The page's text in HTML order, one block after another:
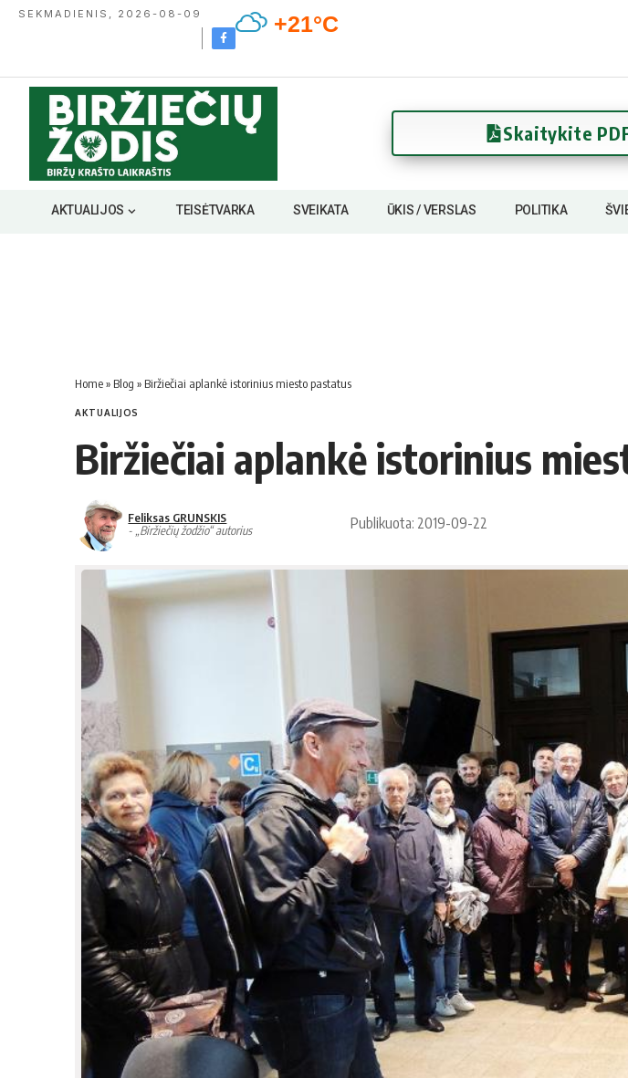
SEKMADIENIS, 2026-08-09 +21°C
Skaitykite
AKTUALIJOS TEISĖTVARKA SVEIKATA ŪKIS / VERSLAS POLITIKA
Home» Blog » Biržiečiai aplankė istorinius miesto pastatus
AKTUALIJOS
Biržiečiai aplankė istorinius
Feliksas GRUNSKIS
- „Biržiečių žodžio“ autorius
Publikuota: 2019-09-22